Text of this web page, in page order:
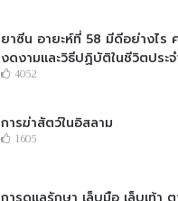
ยาซีน อายะห์ที่ 58 มีดีอย่างไร
งดงามและวิธีปฏิบัติในชีวิตประจ
4052
การฆ่าสัตว์ในอิสลาม
1605